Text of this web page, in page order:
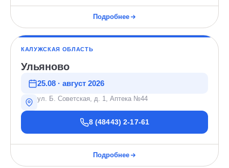
Подробнее
КАЛУЖСКАЯ ОБЛАСТЬ
Ульяново
25.08 · август 2026
ул. Б. Советская, д. 1, Аптека №44
8 (48443) 2-17-61
Подробнее